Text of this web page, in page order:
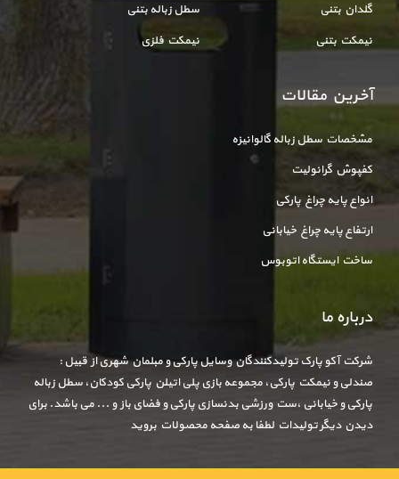
گلدان بتنی
سطل زباله بتنی
نیمکت بتنی
نیمکت فلزی
آخرین مقالات
مشخصات سطل زباله گالوانیزه
کفپوش گرانولیت
انواع پایه چراغ پارکی
ارتفاع پایه چراغ خیابانی
ساخت ایستگاه اتوبوس
درباره ما
شرکت آکو پارک تولیدکنندگان وسایل پارکی و مبلمان شهری از قبیل :
صندلی و نیمکت پارکی، مجموعه بازی پلی اتیلن پارکی کودکان، سطل زباله
پارکی و خیابانی ،ست ورزشی بدنسازی پارکی و فضای باز و ... می باشد. برای
دیدن دیگر تولیدات لطفا به صفحه محصولات بروید